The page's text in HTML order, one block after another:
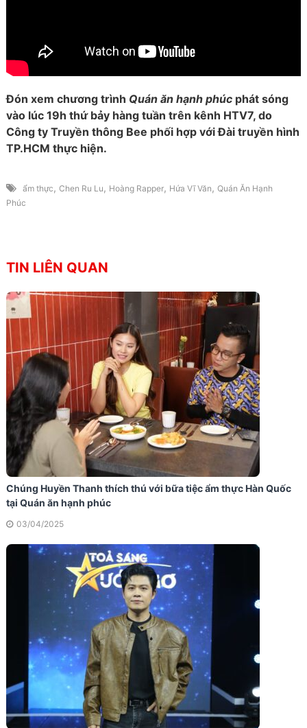
Đón xem chương trình Quán ăn hạnh phúcphát sóng
vào lúc 19h thứ bảy hàng tuần trên kênh HTV7, do
Công ty Truyền thông Bee phối hợp với Đài truyền hình
TP.HCM thực hiện.
ẩm thực , Chen Ru Lu , Hoàng Rapper, Hứa Vĩ Văn , Quán Ăn Hạnh
Phúc
TIN LIÊN QUAN
Chúng Huyền Thanh thích thú với bữa tiệc ẩm thực Hàn Quốc
tại Quán ăn hạnh phúc
03/04/2025